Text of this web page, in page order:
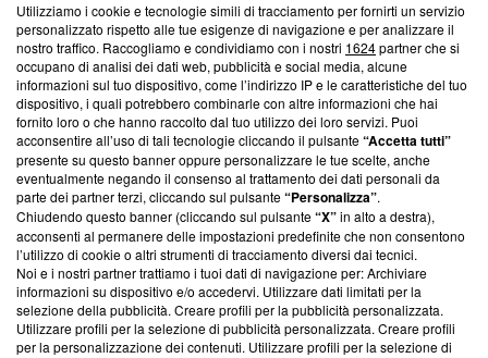
Questa sezione offre informazioni trasparenti su Blasting
News, sui nostri processi editoriali e su come ci impegniamo a
creare news di qualità. Inoltre, afferma la nostra aderenza a
‘Trust Project - News with Integrity’Blasting News non è
ancora membro del programma, ma ha richiesto di farne
parte; Trust Project non ha ancora effettuato una verifica di
conformità agli standard.
Su di noi
Team editoriale
Corporate
Redazione
Utilizziamo i cookie e tecnologie simili di tracciamento per fornirti un servizio
personalizzato rispetto alle tue esigenze di navigazione e per analizzare il
nostro traffico. Raccogliamo e condividiamo con i nostri 1624partner che si
occupano di analisi dei dati web, pubblicità e social media, alcune
informazioni sul tuo dispositivo, come l’indirizzo IP e le caratteristiche del tuo
dispositivo, i quali potrebbero combinarle con altre informazioni che hai
fornito loro o che hanno raccolto dal tuo utilizzo dei loro servizi. Puoi
acconsentire all’uso di tali tecnologie cliccando il pulsante“Accetta tutti”
presente su questo banner oppure personalizzare le tue scelte, anche
eventualmente negando il consenso al trattamento dei dati personali da
parte dei partner terzi, cliccando sul pulsante“Personalizza”.
Chiudendo questo banner (cliccando sul pulsante“X”in alto a destra),
acconsenti al permanere delle impostazioni predefinite che non consentono
l’utilizzo di cookie o altri strumenti di tracciamento diversi dai tecnici.
Noi e i nostri partner trattiamo i tuoi dati di navigazione per: Archiviare
informazioni su dispositivo e/o accedervi. Utilizzare dati limitati per la
selezione della pubblicità. Creare profili per la pubblicità personalizzata.
Utilizzare profili per la selezione di pubblicità personalizzata. Creare profili
per la personalizzazione dei contenuti. Utilizzare profili per la selezione di